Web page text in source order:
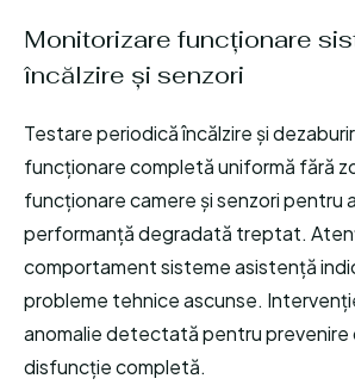
Monitorizare funcționare
încălzire și senzori
Testare periodică încălzire și
funcționare completă uniformă fără
funcționare camere și senzori pentru
performanță degradată treptat.
comportament sisteme asistență
probleme tehnice ascunse.
anomalie detectată pentru prevenire
disfuncție completă.